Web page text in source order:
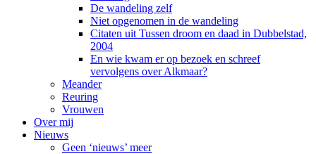
De wandeling zelf
Niet opgenomen in de wandeling
Citaten uit Tussen droom en daad in Dubbelstad,
2004
En wie kwam er op bezoek en schreef
vervolgens over Alkmaar?
Meander
Reuring
Vrouwen
Over mij
Nieuws
Geen ‘nieuws’ meer